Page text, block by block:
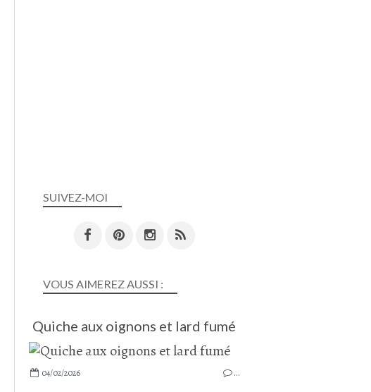
SUIVEZ-MOI
VOUS AIMEREZ AUSSI :
Quiche aux oignons et lard fumé
04/02/2026 …